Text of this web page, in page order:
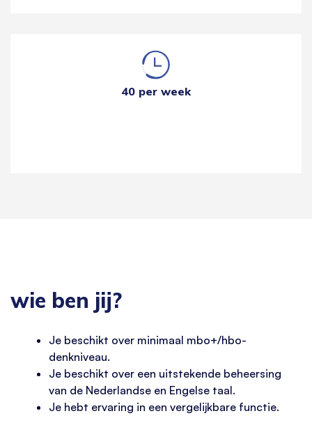
40 per week
wie ben jij?
Je beschikt over minimaal mbo+/hbo-
denkniveau.
Je beschikt over een uitstekende beheersing
van de Nederlandse en Engelse taal.
Je hebt ervaring in een vergelijkbare functie.